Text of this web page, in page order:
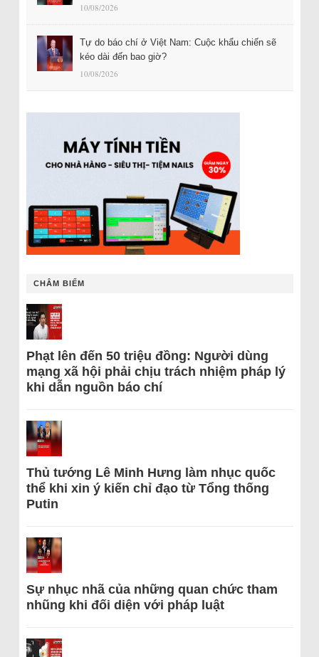
10/08/2026
Tự do báo chí ở Việt Nam: Cuộc khẩu chiến sẽ
kéo dài đến bao giờ?
10/08/2026
CHÂM BIẾM
Phạt lên đến 50 triệu đồng: Người dùng
mạng xã hội phải chịu trách nhiệm pháp lý
khi dẫn nguồn báo chí
Thủ tướng Lê Minh Hưng làm nhục quốc
thể khi xin ý kiến chỉ đạo từ Tổng thống
Putin
Sự nhục nhã của những quan chức tham
nhũng khi đối diện với pháp luật